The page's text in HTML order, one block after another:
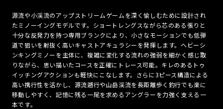
源流や小渓流のアップストリームゲームを深く愉しむために設計され
たミノーイングモデルです。ショートレングスながら芯のある張りと
十分な反発力を持つ専用ブランクにより、小さなモーションでも低弾
道で狙いを射抜く高いキャストアキュラシーを発揮します。ヘビーシ
ンキングミノーを主体に、複雑に変化する流れの強弱を細かく感じ取
りながら、思い描いたコースを正確にトレース可能。キレのあるトゥ
イッチングアクションも軽快にこなします。さらに3ピース構造による
高い携行性を活かし、源流遡行や山岳渓流を長距離歩く釣行でも楽に
移動しやすく、記憶に残る一尾を求めるアングラーを力強く支える一
本です。